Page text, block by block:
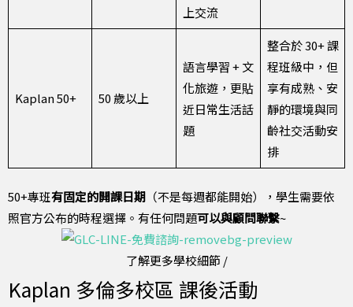
上交流
Kaplan 50+ 50 歲以上
語言學習 + 文
化旅遊，更貼
近日常生活話
題
整合於 30+ 課
程班級中，但
享有成熟、安
靜的環境與同
齡社交活動安
排
50+專班有固定的開課日期 （不是每週都能開始），學生需要依
照官方公布的時程選擇。有任何問題可以與顧問聯繫~
了解更多學校細節 /
Kaplan 多倫多校區 課後活動